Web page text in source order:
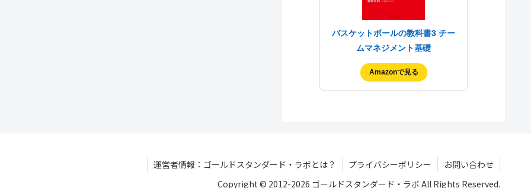
バスケットボールの教科書3 チー
ムマネジメント基礎
Amazonで見る
運営者情報：ゴールドスタンダード・ラボとは？ プライバシーポリシー
お問い合わせ
Copyright © 2012-2026 ゴールドスタンダード・ラボ All Rights Reserved.